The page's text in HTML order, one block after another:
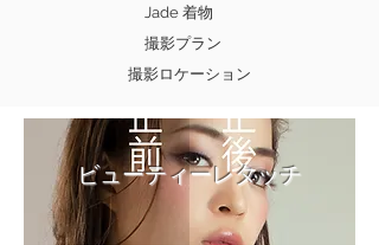
Jade 着物
撮影プラン
撮影ロケーション
ビューティーレタッチ